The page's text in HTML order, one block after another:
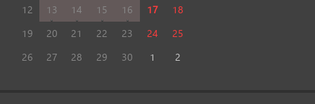
12
13 14 15 16 17
18
19
20 21 22 23 24
25
26
27 28 29 30 1 2